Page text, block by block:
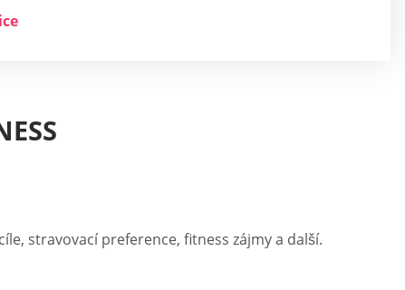
stravovací preference, fitness zájmy a další.